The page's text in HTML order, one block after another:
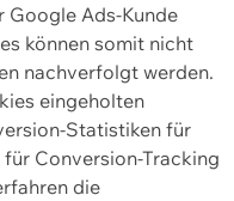
Ads-Kunde
können somit nicht
nachverfolgt werden.
eingeholten
Statistiken für
Conversion-Tracking
die